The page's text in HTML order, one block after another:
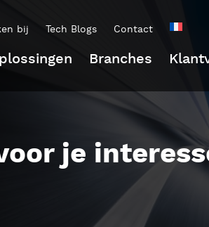
bij Tech Blogs Contact
Branches
je